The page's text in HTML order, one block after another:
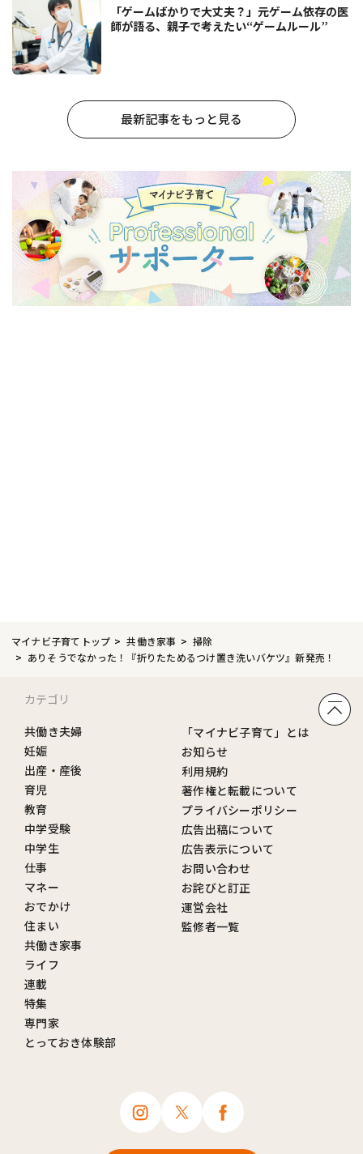
「ゲームばかりで大丈夫？」元ゲーム依存の医
師が語る、親子で考えたい“ゲームルール”
最新記事をもっと見る
マイナビ子育てトップ 共働き家事
掃除
ありそうでなかった！『折りたためるつけ置き洗いバケツ』新発売！
カテゴリ
共働き夫婦
妊娠
出産・産後
育児
教育
中学受験
中学生
仕事
マネー
おでかけ
住まい
共働き家事
ライフ
連載
特集
専門家
とっておき体験部
「マイナビ子育て」とは
お知らせ
利用規約
著作権と転載について
プライバシーポリシー
広告出稿について
広告表示について
お問い合わせ
お詫びと訂正
運営会社
監修者一覧